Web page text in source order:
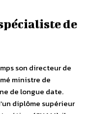
de
son directeur de
ministre de
de longue date.
diplôme supérieur